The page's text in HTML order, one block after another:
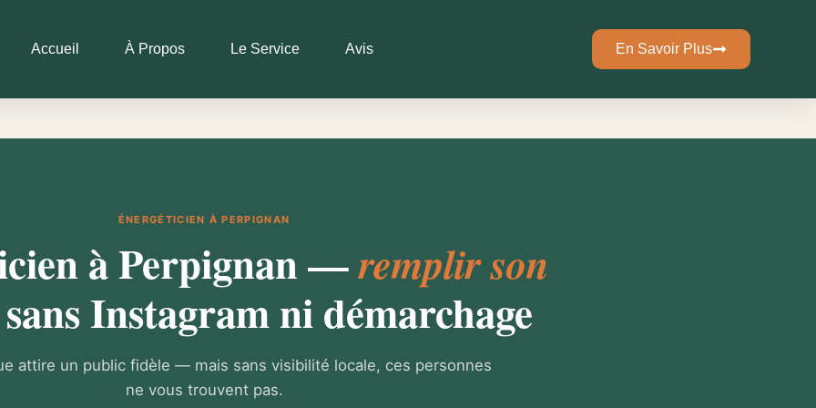
Accueil À Propos Le Service Avis En Savoir Plus
ÉNERGÉTICIEN À PERPIGNAN
à Perpignan —remplir son
Instagram ni démarchage
attire un public fidèle — mais sans visibilité locale, ces personnes
ne vous trouvent pas.